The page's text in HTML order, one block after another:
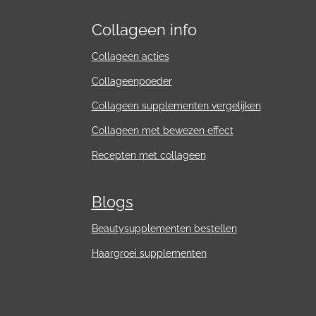
Collageen info
Collageen acties
Collageenpoeder
Collageen supplementen vergelijken
Collageen met bewezen effect
Recepten met collageen
Blogs
Beautysupplementen bestellen
Haargroei supplementen